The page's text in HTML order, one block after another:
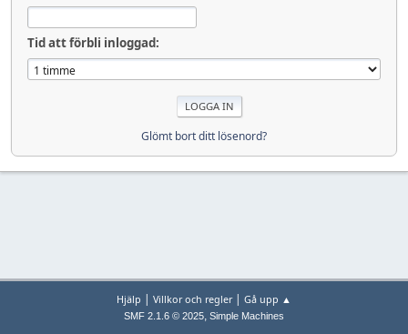
Tid att förbli inloggad:
Glömt bort ditt lösenord?
Hjälp | Villkor och regler| Gå upp ▲
SMF 2.1.6 © 2025, Simple Machines